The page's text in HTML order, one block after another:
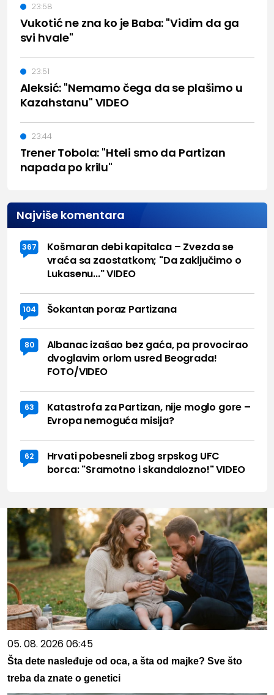
Vukotić ne zna ko je Baba: "Vidim da ga
svi hvale"
23:58
Aleksić: "Nemamo čega da se plašimo u
Kazahstanu" VIDEO
23:51
Trener Tobola: "Hteli smo da Partizan
napada po krilu"
23:44
Najviše komentara
367
Košmaran debi kapitalca – Zvezda se
vraća sa zaostatkom; "Da zaključimo o
Lukasenu..." VIDEO
104 Šokantan poraz Partizana
80
Albanac izašao bez gaća, pa provocirao
dvoglavim orlom usred Beograda!
FOTO/VIDEO
63
Katastrofa za Partizan, nije moglo gore –
Evropa nemoguća misija?
62
Hrvati pobesneli zbog srpskog UFC
borca: "Sramotno i skandalozno!" VIDEO
05. 08. 2026 06:45
Šta dete nasleđuje od oca, a šta od majke? Sve što
treba da znate o genetici